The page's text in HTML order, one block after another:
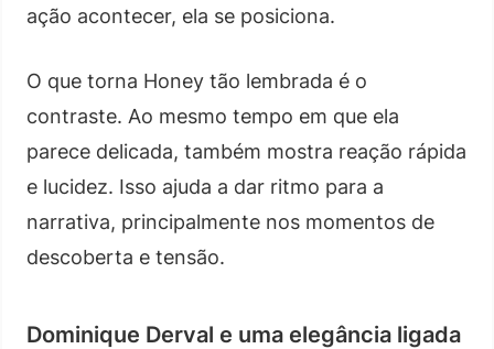
ação acontecer, ela se posiciona.
O que torna Honey tão lembrada é o
contraste. Ao mesmo tempo em que ela
parece delicada, também mostra reação rápida
e lucidez. Isso ajuda a dar ritmo para a
narrativa, principalmente nos momentos de
descoberta e tensão.
Dominique Derval e uma elegância ligada